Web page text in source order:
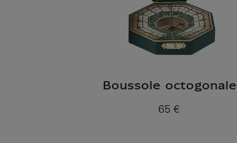
Boussole octogonale
Prix ​​actuel
65 €